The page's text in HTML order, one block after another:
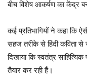
बीच विशेष आकर्षण का केंद्र
कई प्रतिभागियों ने कहा कि
सहज तरीके से हिंदी कविता
दिखाया कि स्वतंत्र
तैयार कर रही हैं।